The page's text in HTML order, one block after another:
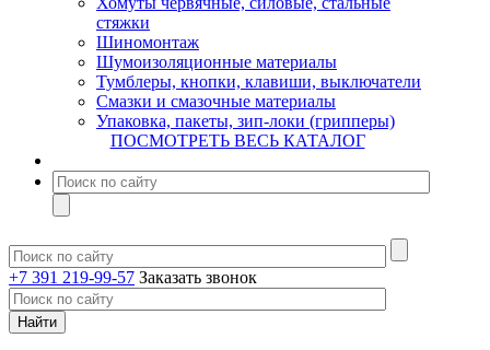
стяжки
Шиномонтаж
Шумоизоляционные материалы
Тумблеры, кнопки, клавиши, выключатели
Смазки и смазочные материалы
Упаковка, пакеты, зип-локи (грипперы)
ПОСМОТРЕТЬ ВЕСЬ КАТАЛОГ
+7 391 219-99-57 Заказать звонок